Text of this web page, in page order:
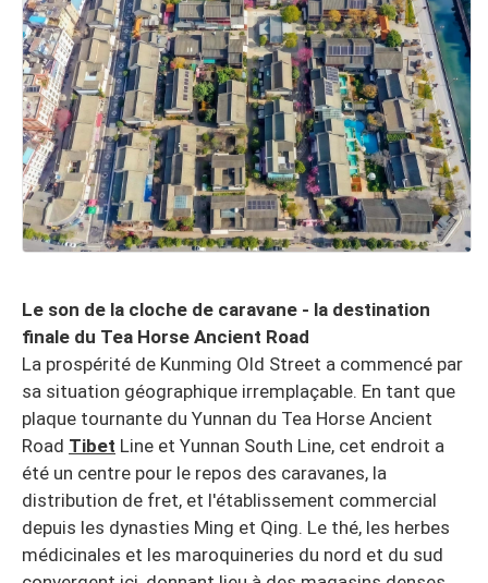
Le son de la cloche de caravane - la destination
finale du Tea Horse Ancient Road
La prospérité de Kunming Old Street a commencé par
sa situation géographique irremplaçable. En tant que
plaque tournante du Yunnan du Tea Horse Ancient
Road Tibet Line et Yunnan South Line, cet endroit a
été un centre pour le repos des caravanes, la
distribution de fret, et l'établissement commercial
depuis les dynasties Ming et Qing. Le thé, les herbes
médicinales et les maroquineries du nord et du sud